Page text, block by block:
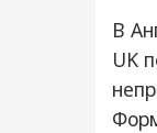
В
UK